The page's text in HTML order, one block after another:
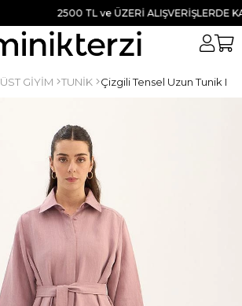
2500 TL ve ÜZERİ ALIŞVERİŞLERDE
ÜST GİYİM TUNİK Çizgili Tensel Uzun Tunik